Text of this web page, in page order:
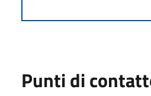
Punti di